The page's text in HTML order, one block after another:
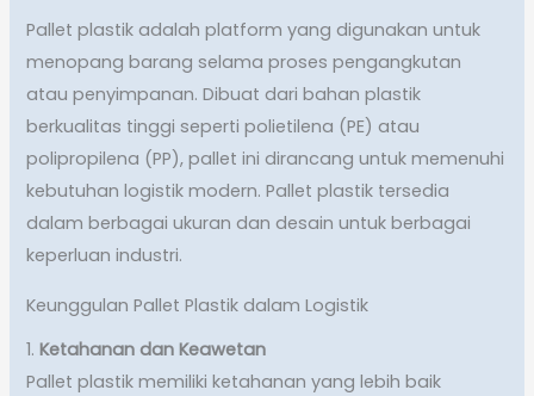
Pallet plastik adalah platform yang digunakan untuk
menopang barang selama proses pengangkutan
atau penyimpanan. Dibuat dari bahan plastik
berkualitas tinggi seperti polietilena (PE) atau
polipropilena (PP), pallet ini dirancang untuk memenuhi
kebutuhan logistik modern. Pallet plastik tersedia
dalam berbagai ukuran dan desain untuk berbagai
keperluan industri.
Keunggulan Pallet Plastik dalam Logistik
1.Ketahanan dan Keawetan
Pallet plastik memiliki ketahanan yang lebih baik